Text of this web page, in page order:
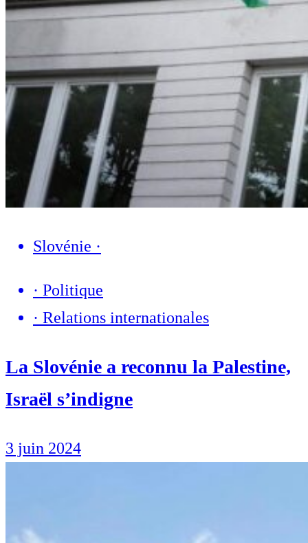
Slovénie ·
· Politique
· Relations internationales
La Slovénie a reconnu la Palestine,
Israël s’indigne
3 juin 2024